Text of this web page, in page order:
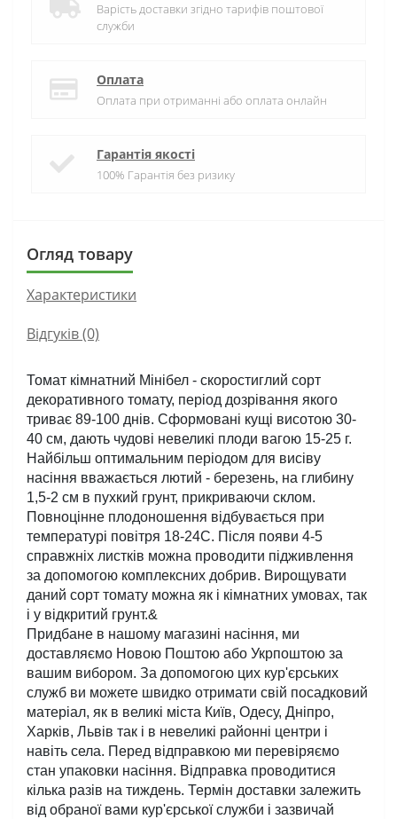
Варість доставки згідно тарифів поштової
служби
Оплата
Оплата при отриманні або оплата онлайн
Гарантія якості
100% Гарантія без ризику
Огляд товару
Характеристики
Відгуків (0)
Томат кімнатний Мінібел - скоростиглий сорт
декоративного томату, період дозрівання якого
триває 89-100 днів. Сформовані кущі висотою 30-
40 см, дають чудові невеликі плоди вагою 15-25 г.
Найбільш оптимальним періодом для висіву
насіння вважається лютий - березень, на глибину
1,5-2 см в пухкий грунт, прикриваючи склом.
Повноцінне плодоношення відбувається при
температурі повітря 18-24С. Після появи 4-5
справжніх листків можна проводити підживлення
за допомогою комплексних добрив. Вирощувати
даний сорт томату можна як і кімнатних умовах, так
і у відкритий грунт.&
Придбане в нашому магазині насіння, ми
доставляємо Новою Поштою або Укрпоштою за
вашим вибором. За допомогою цих кур'єрських
служб ви можете швидко отримати свій посадковий
матеріал, як в великі міста Київ, Одесу, Дніпро,
Харків, Львів так і в невеликі районні центри і
навіть села. Перед відправкою ми перевіряємо
стан упаковки насіння. Відправка проводитися
кілька разів на тиждень. Термін доставки залежить
від обраної вами кур'єрської служби і зазвичай